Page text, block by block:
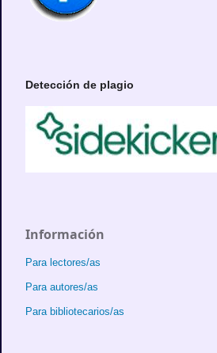
Detección de plagio
Información
Para lectores/as
Para autores/as
Para bibliotecarios/as